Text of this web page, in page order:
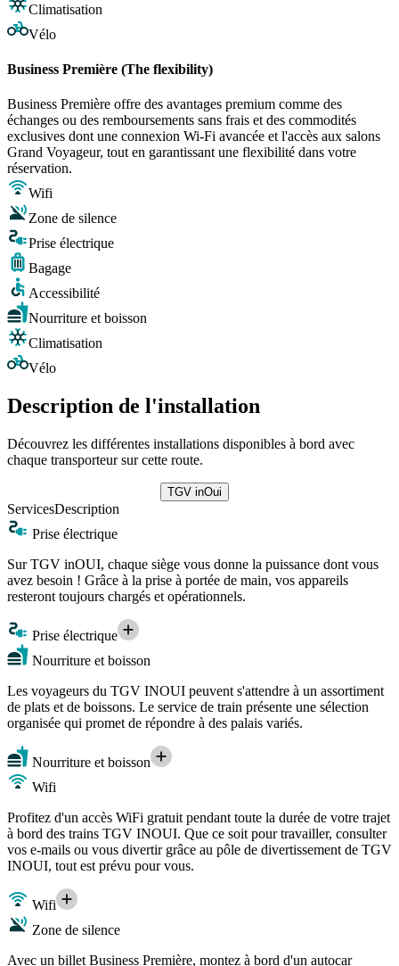
Climatisation
Vélo
Business Première (The flexibility)
Business Première offre des avantages premium comme des
échanges ou des remboursements sans frais et des commodités
exclusives dont une connexion Wi-Fi avancée et l'accès aux salons
Grand Voyageur, tout en garantissant une flexibilité dans votre
réservation.
Wifi
Zone de silence
Prise électrique
Bagage
Accessibilité
Nourriture et boisson
Climatisation
Vélo
Description de l'installation
Découvrez les différentes installations disponibles à bord avec
chaque transporteur sur cette route.
TGV inOui
ServicesDescription
Prise électrique
Sur TGV inOUI, chaque siège vous donne la puissance dont vous
avez besoin ! Grâce à la prise à portée de main, vos appareils
resteront toujours chargés et opérationnels.
Prise électrique
Nourriture et boisson
Les voyageurs du TGV INOUI peuvent s'attendre à un assortiment
de plats et de boissons. Le service de train présente une sélection
organisée qui promet de répondre à des palais variés.
Nourriture et boisson
Wifi
Profitez d'un accès WiFi gratuit pendant toute la durée de votre trajet
à bord des trains TGV INOUI. Que ce soit pour travailler, consulter
vos e-mails ou vous divertir grâce au pôle de divertissement de TGV
INOUI, tout est prévu pour vous.
Wifi
Zone de silence
Avec un billet Business Première, montez à bord d'un autocar